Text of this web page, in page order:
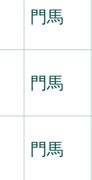
門馬
門馬
門馬